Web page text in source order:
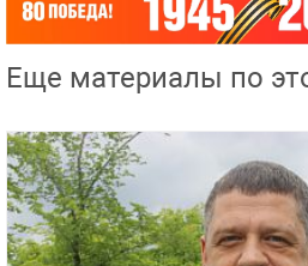
Еще материалы по